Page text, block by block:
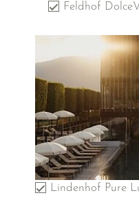
Feldhof
Lindenhof Pure